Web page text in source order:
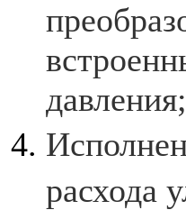
давления;
расхода